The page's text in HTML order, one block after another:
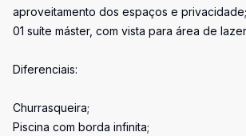
aproveitamento dos espaços e privacidade;
01 suíte máster, com vista para área de
Diferenciais:
Churrasqueira;
Piscina com borda infinita;